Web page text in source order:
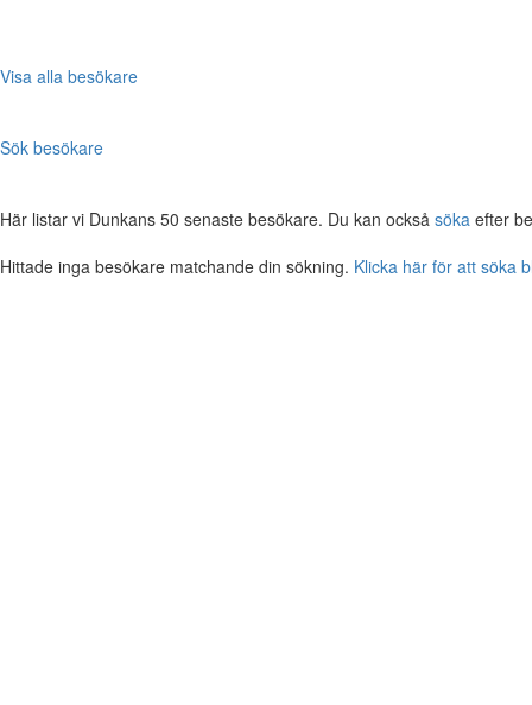
Visa alla besökare
Sök besökare
Här listar vi Dunkans 50 senaste besökare. Du kan också söka efter
Hittade inga besökare matchande din sökning. Klicka här för att söka